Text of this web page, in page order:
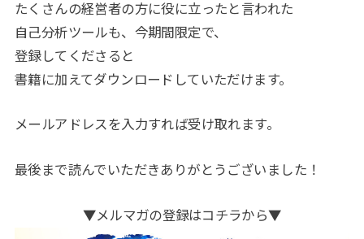
たくさんの経営者の方に役に立ったと言われた
自己分析ツールも、今期間限定で、
登録してくださると
書籍に加えてダウンロードしていただけます。
メールアドレスを入力すれば受け取れます。
最後まで読んでいただきありがとうございました！
▼メルマガの登録はコチラから▼